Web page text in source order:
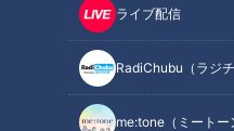
ライブ配信
RadiChubu（ラジチ
me:tone（ミートー
材料（2人分）
鶏ささ身 2本(100g)